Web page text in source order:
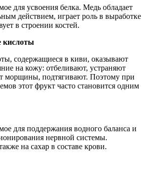
для усвоения белка. Медь обладает
действием, играет роль в выработке
в строении костей.
кислоты
содержащиеся в киви, оказывают
на кожу: отбеливают, устраняют
морщины, подтягивают. Поэтому при
этот фрукт часто становится одним
для поддержания водного баланса и
нервной системы.
на сахар в составе крови.